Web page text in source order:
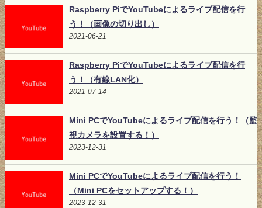
Raspberry PiでYouTubeによるライブ配信を行
う！（画像の切り出し）
2021-06-21
Raspberry PiでYouTubeによるライブ配信を行
う！（有線LAN化）
2021-07-14
Mini PCでYouTubeによるライブ配信を行う！（監
視カメラを設置する！）
2023-12-31
Mini PCでYouTubeによるライブ配信を行う！
（Mini PCをセットアップする！）
2023-12-31